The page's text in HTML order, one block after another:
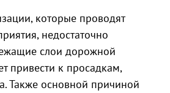
которые проводят
недостаточно
слои дорожной
привести к просадкам,
Также основной причиной